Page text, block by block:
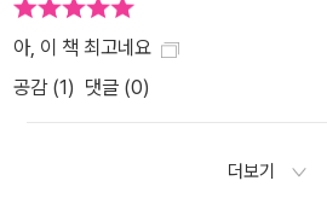
아, 이 책 최고네요
공감 (1) 댓글 (0)
더보기